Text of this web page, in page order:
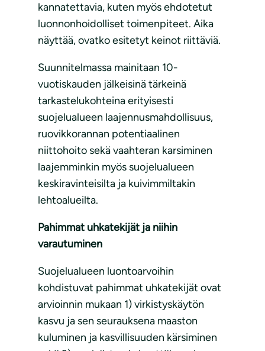
kannatettavia, kuten myös ehdotetut
luonnonhoidolliset toimenpiteet. Aika
näyttää, ovatko esitetyt keinot riittäviä.
Suunnitelmassa mainitaan 10-
vuotiskauden jälkeisinä tärkeinä
tarkastelukohteina erityisesti
suojelualueen laajennusmahdollisuus,
ruovikkorannan potentiaalinen
niittohoito sekä vaahteran karsiminen
laajemminkin myös suojelualueen
keskiravinteisilta ja kuivimmiltakin
lehtoalueilta.
Pahimmat uhkatekijät ja niihin
varautuminen
Suojelualueen luontoarvoihin
kohdistuvat pahimmat uhkatekijät ovat
arvioinnin mukaan 1) virkistyskäytön
kasvu ja sen seurauksena maaston
kuluminen ja kasvillisuuden kärsiminen